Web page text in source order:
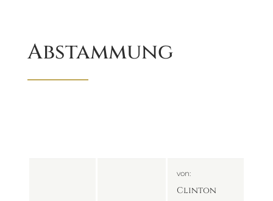
Abstammung
von:
Clinton